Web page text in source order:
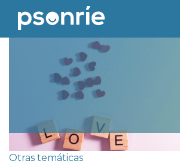
Otras temáticas